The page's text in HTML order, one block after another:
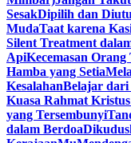
SesakDipilih dan
MudaTaat karena
Silent Treatment
ApiKecemasan
Hamba yang Setia
KesalahanBelajar dari
Kuasa Rahmat
yang Tersembunyi
dalam Berdoa